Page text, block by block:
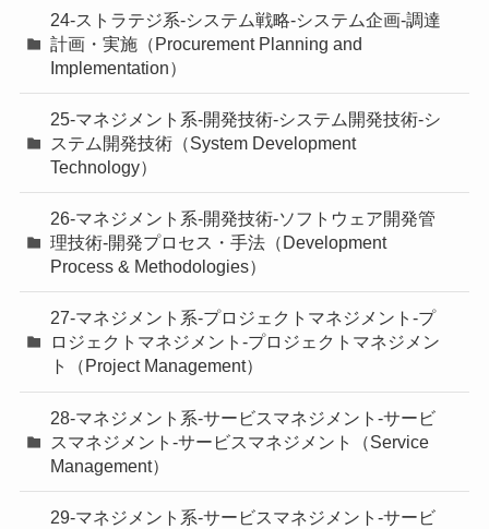
24-ストラテジ系-システム戦略-システム企画-調達
計画・実施（Procurement Planning and
Implementation）
25-マネジメント系-開発技術-システム開発技術-シ
ステム開発技術（System Development
Technology）
26-マネジメント系-開発技術-ソフトウェア開発管
理技術-開発プロセス・手法（Development
Process & Methodologies）
27-マネジメント系-プロジェクトマネジメント-プ
ロジェクトマネジメント-プロジェクトマネジメン
ト（Project Management）
28-マネジメント系-サービスマネジメント-サービ
スマネジメント-サービスマネジメント（Service
Management）
29-マネジメント系-サービスマネジメント-サービ